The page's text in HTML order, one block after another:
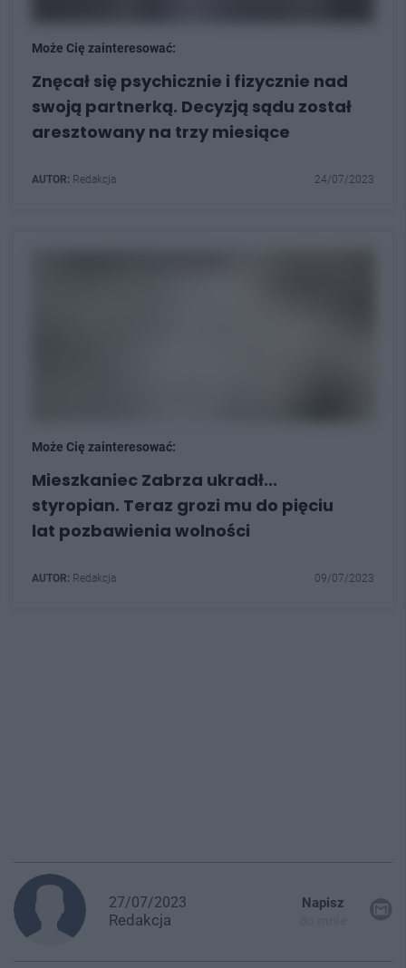
Może Cię zainteresować:
Znęcał się psychicznie i fizycznie nad
swoją partnerką. Decyzją sądu został
aresztowany na trzy miesiące
AUTOR: Redakcja 24/07/2023
Może Cię zainteresować:
Mieszkaniec Zabrza ukradł...
styropian. Teraz grozi mu do pięciu
lat pozbawienia wolności
AUTOR: Redakcja 09/07/2023
27/07/2023
Redakcja
Napisz